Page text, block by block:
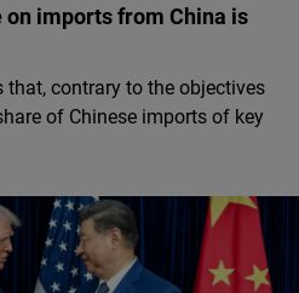
on imports from China is
contrary to the objectives
of Chinese imports of key